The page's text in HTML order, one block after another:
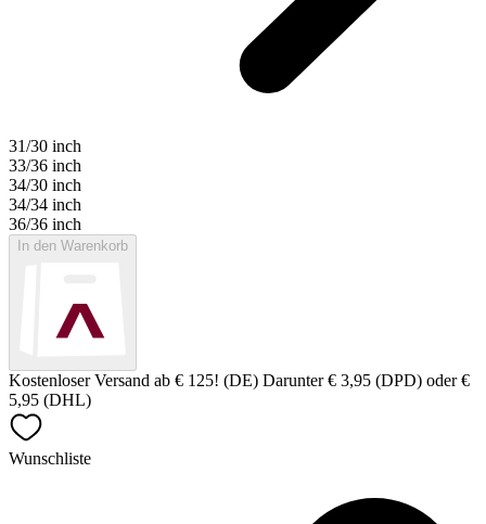
31/30 inch
33/36 inch
34/30 inch
34/34 inch
36/36 inch
In den Warenkorb
Kostenloser Versand ab € 125! (DE) Darunter € 3,95 (DPD) oder €
5,95 (DHL)
Wunschliste